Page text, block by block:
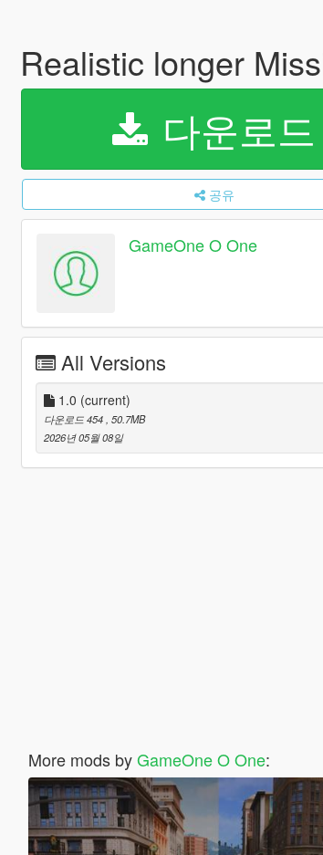
Realistic longer
다운로드
공유
GameOne O One
All Versions
1.0 (current)
다운로드 454 , 50.7MB
2026년 05월 08일
More mods byGameOne O One: